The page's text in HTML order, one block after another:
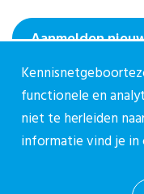
Aanmelden
functionele en
niet te herleiden
informatie vind je in